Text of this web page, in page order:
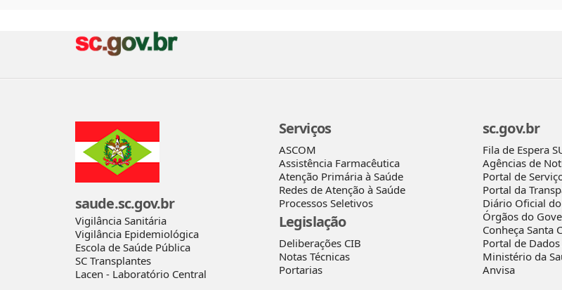
saude.sc.gov.br
Vigilância Sanitária
Vigilância Epidemiológica
Escola de Saúde Pública
SC Transplantes
Lacen - Laboratório Central
Serviços
ASCOM
Assistência Farmacêutica
Atenção Primária à Saúde
Redes de Atenção à Saúde
Processos Seletivos
Legislação
Deliberações CIB
Notas Técnicas
Portarias
sc.gov.br
Fila de Espera
Agências de
Portal de
Portal da
Diário Oficial
Órgãos do
Conheça Santa
Portal de
Ministério da
Anvisa